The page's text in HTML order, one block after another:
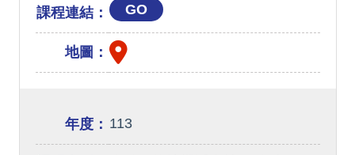
課程連結： GO
地圖：
年度： 113